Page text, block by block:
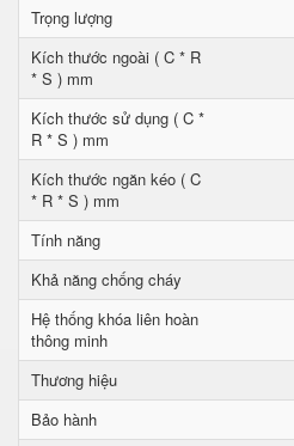
Trọng lượng
Kích thước ngoài ( C * R
* S ) mm
Kích thước sử dụng ( C *
R * S ) mm
Kích thước ngăn kéo ( C
* R * S ) mm
Tính năng
Khả năng chống cháy
Hệ thống khóa liên hoàn
thông minh
Thương hiệu
Bảo hành